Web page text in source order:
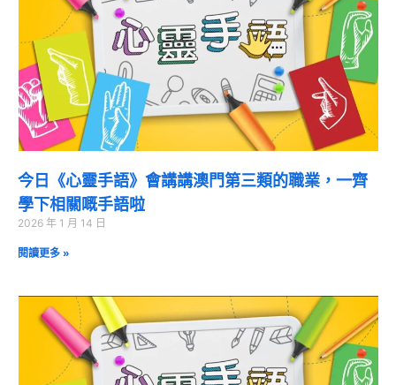
今日《心靈手語》會講講澳門第三類的職業，一齊
學下相關嘅手語啦
2026 年 1 月 14 日
閱讀更多 »